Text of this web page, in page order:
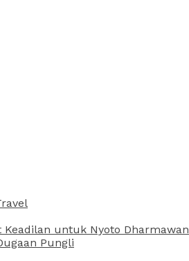
untuk Nyoto Dharmawan
Pungli